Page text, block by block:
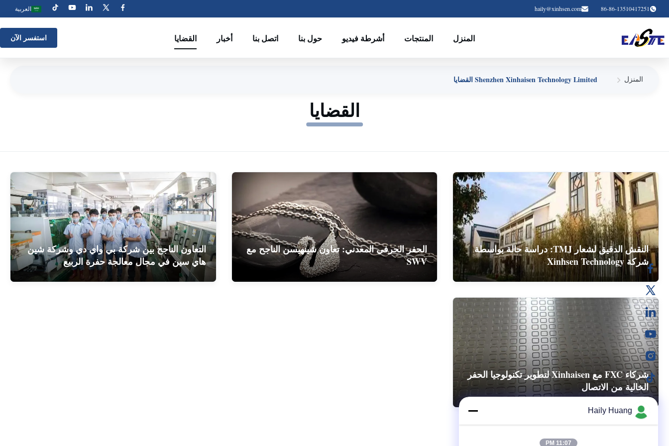
86-86-13510417251
haily@xinhsen.com العربية
المنزل المنتجات أشرطة فيديو حول بنا اتصل بنا أخبار القضايا استفسر الآن
المنزل Shenzhen Xinhaisen Technology Limited القضايا
القضايا
النقش الدقيق لشعار TMJ: دراسة حالة بواسطة
شركة Xinhsen Technology
الحفر الحرفي المعدني: تعاون شينهيسن الناجح مع
SWV
التعاون الناجح بين شركة بي واي دي وشركة شين
هاي سين في مجال معالجة حفرة الربيع
شركاء FXC مع Xinhaisen لتطوير تكنولوجيا الحفر
الخالية من الاتصال
Haily Huang
11:07 PM